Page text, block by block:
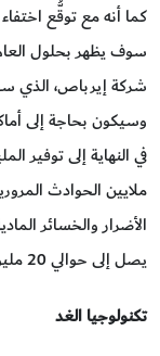
كما أنه مع توقُّع
شركة إيرباص، الذي
وسيكون بحاجة إلى
في النهاية إلى توفير
ملايين الحوادث
الأضرار والخسائر
يصل إلى حوالي 20 مليون شخص سنويّاً حول العالم.
تكنولوجيا الغد